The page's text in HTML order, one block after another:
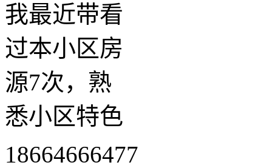
我最近带看
过本小区房
源7次，熟
悉小区特色
18664666477